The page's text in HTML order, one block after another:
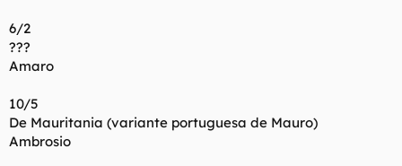
6/2
???
Amaro
10/5
De Mauritania (variante portuguesa de Mauro)
Ambrosio